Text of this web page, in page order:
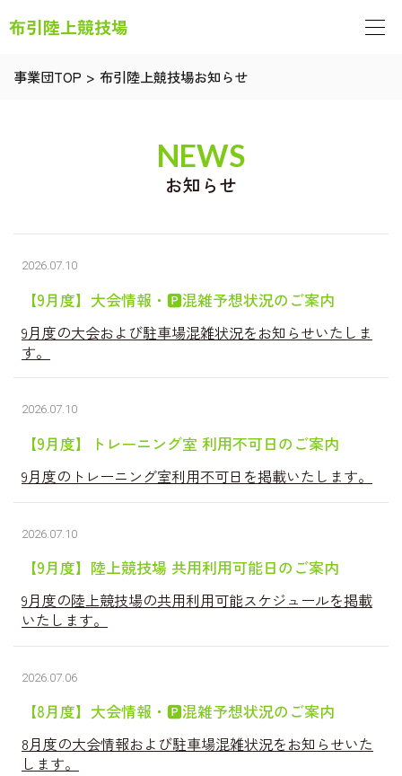
布引陸上競技場
事業団TOP > 布引陸上競技場お知らせ
NEWS
お知らせ
2026.07.10
【9月度】大会情報・🅿混雑予想状況のご案内
9月度の大会および駐車場混雑状況をお知らせいたしま
す。
2026.07.10
【9月度】トレーニング室 利用不可日のご案内
9月度のトレーニング室利用不可日を掲載いたします。
2026.07.10
【9月度】陸上競技場 共用利用可能日のご案内
9月度の陸上競技場の共用利用可能スケジュールを掲載
いたします。
2026.07.06
【8月度】大会情報・🅿混雑予想状況のご案内
8月度の大会情報および駐車場混雑状況をお知らせいた
します。